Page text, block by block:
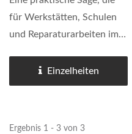
Scherentyp.
für Werkstätten, Schulen
und Reparaturarbeiten im
MH-1018JA wird häufig in
technischen Schulen,
Einzelheiten
Ergebnis 1 - 3 von 3